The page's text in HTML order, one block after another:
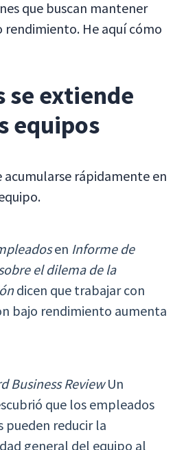
que buscan mantener
rendimiento. He aquí cómo
se extiende
equipos
acumularse rápidamente en
en Informe de
el dilema de la
dicen que trabajar con
bajo rendimiento aumenta
Business ReviewUn
que los empleados
pueden reducir la
general del equipo al